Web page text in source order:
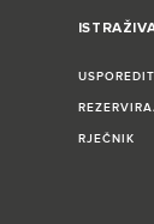
RJEČNIK